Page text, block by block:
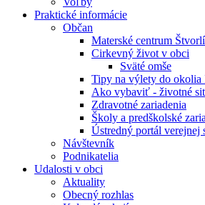
Praktické informácie
Občan
Materské centrum
Cirkevný život v obci
Sväté omše
Tipy na výlety do okolia
Ako vybaviť - životné
Zdravotné zariadenia
Školy a predškolské
Ústredný portál verejnej
Návštevník
Podnikatelia
Udalosti v obci
Aktuality
Obecný rozhlas